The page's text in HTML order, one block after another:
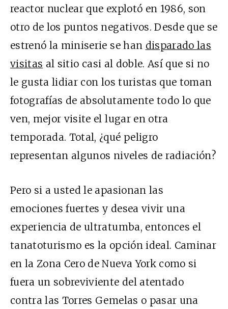
reactor nuclear que explotó en 1986, son
otro de los puntos negativos. Desde que se
estrenó la miniserie se han disparado las
visitas al sitio casi al doble. Así que si no
le gusta lidiar con los turistas que toman
fotografías de absolutamente todo lo que
ven, mejor visite el lugar en otra
temporada. Total, ¿qué peligro
representan algunos niveles de radiación?
Pero si a usted le apasionan las
emociones fuertes y desea vivir una
experiencia de ultratumba, entonces el
tanatoturismo es la opción ideal. Caminar
en la Zona Cero de Nueva York como si
fuera un sobreviviente del atentado
contra las Torres Gemelas o pasar una